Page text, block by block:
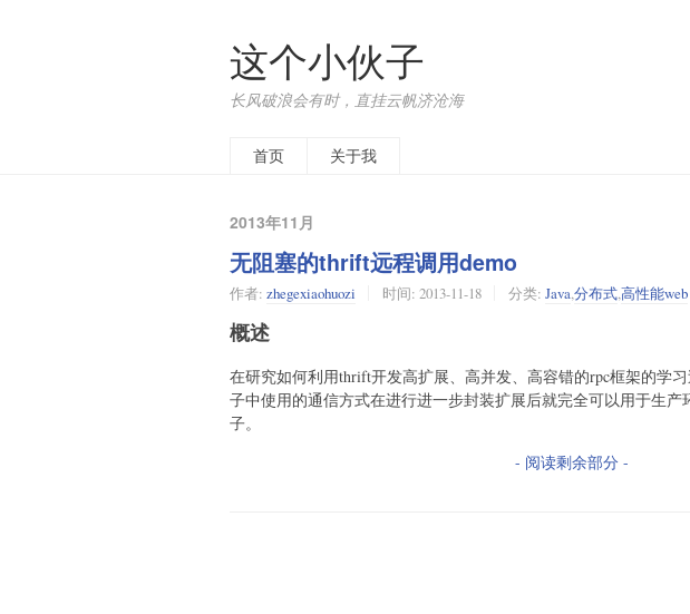
这个小伙子
长风破浪会有时，直挂云帆济沧海
首页
关于我
2013年11月
无阻塞的thrift远程调用demo
作者: zhegexiaohuozi 时间: 2013-11-18 分类: Java,分布式,高性能web
概述
在研究如何利用thrift开发高扩展、高并发、高容错的rpc框架的学
子中使用的通信方式在进行进一步封装扩展后就完全可以用于生产
子。
- 阅读剩余部分 -